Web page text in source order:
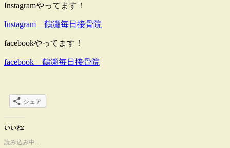
Instagramやってます！
Instagram 鶴瀬毎日接骨院
facebookやってます！
facebook 鶴瀬毎日接骨院
シェア
いいね:
読み込み中…